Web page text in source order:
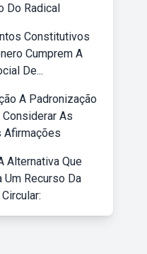
Do Radical
Constitutivos
Cumprem A
De...
A Padronização
As
Afirmações
Alternativa Que
Um Recurso Da